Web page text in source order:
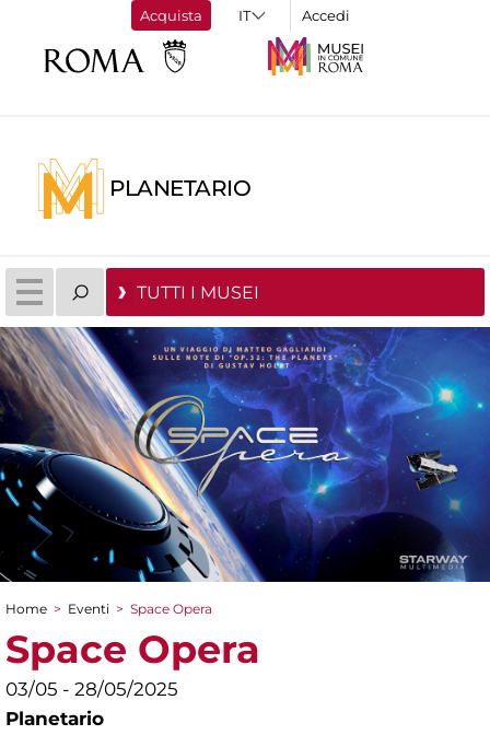
Acquista Accedi
PLANETARIO
TUTTI I MUSEI
Tu sei qui
Home > Eventi > Space Opera
Space Opera
03/05 - 28/05/2025
Planetario